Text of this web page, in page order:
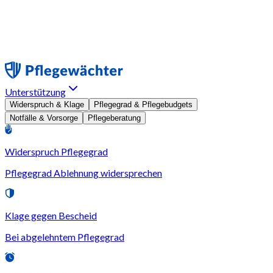
Unterstützung
Widerspruch & Klage
Pflegegrad & Pflegebudgets
Notfälle & Vorsorge
Pflegeberatung
Widerspruch Pflegegrad
Pflegegrad Ablehnung widersprechen
Klage gegen Bescheid
Bei abgelehntem Pflegegrad